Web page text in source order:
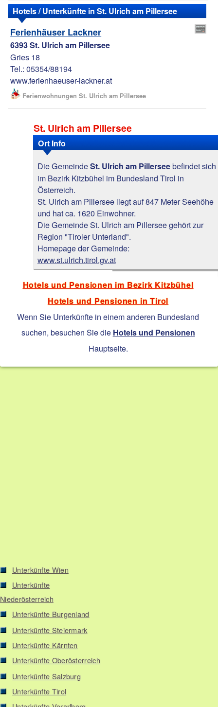
Hotels / Unterkünfte in St. Ulrich am Pillersee
Ferienhäuser Lackner
6393 St. Ulrich am Pillersee
Gries 18
Tel.: 05354/88194
www.ferienhaeuser-lackner.at
Ferienwohnungen St. Ulrich am Pillersee
St. Ulrich am Pillersee
Ort Info
Die GemeindeSt. Ulrich am Pillerseebefindet sich
im Bezirk Kitzbühel im Bundesland Tirol in
Österreich.
St. Ulrich am Pillersee liegt auf 847 Meter Seehöhe
und hat ca. 1620 Einwohner.
Die Gemeinde St. Ulrich am Pillersee gehört zur
Region "Tiroler Unterland".
Homepage der Gemeinde:
www.st.ulrich.tirol.gv.at
Hotels und Pensionen im Bezirk Kitzbühel
Hotels und Pensionen in Tirol
Wenn Sie Unterkünfte in einem anderen Bundesland
suchen, besuchen Sie die Hotels und Pensionen
Hauptseite.
Unterkünfte Wien
Unterkünfte
Niederösterreich
Unterkünfte Burgenland
Unterkünfte Steiermark
Unterkünfte Kärnten
Unterkünfte Oberösterreich
Unterkünfte Salzburg
Unterkünfte Tirol